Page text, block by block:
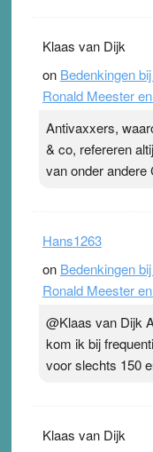
Klaas van Dijk
on Bedenkingen
Ronald Meester
Antivaxxers,
& co, refereren
van onder andere
Hans1263
on Bedenkingen
Ronald Meester
@Klaas van Dijk
kom ik bij
voor slechts 150
Klaas van Dijk